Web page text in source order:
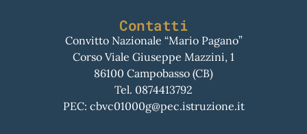
Contatti
Convitto Nazionale “Mario Pagano”
Corso Viale Giuseppe Mazzini, 1
86100 Campobasso (CB)
Tel. 0874413792
PEC: cbvc01000g@pec.istruzione.it